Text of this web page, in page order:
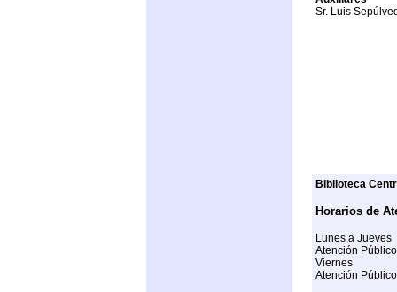
Sr. Luis
Biblioteca
Horarios de
Lunes a Jueves
Atención
Viernes
Atención